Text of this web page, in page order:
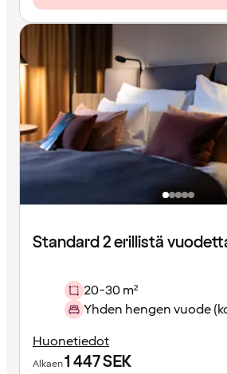
Standard 2 erillistä
20-30 m²
Yhden hengen vuode
Huonetiedot
Alkaen1 447SEK